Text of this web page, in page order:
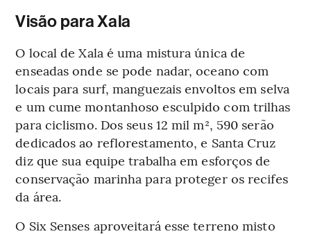
Visão para Xala
O local de Xala é uma mistura única de
enseadas onde se pode nadar, oceano com
locais para surf, manguezais envoltos em selva
e um cume montanhoso esculpido com trilhas
para ciclismo. Dos seus 12 mil m², 590 serão
dedicados ao reflorestamento, e Santa Cruz
diz que sua equipe trabalha em esforços de
conservação marinha para proteger os recifes
da área.
O Six Senses aproveitará esse terreno misto